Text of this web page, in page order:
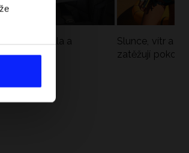
do letadla a
Slunce, vítr a
zatěžují